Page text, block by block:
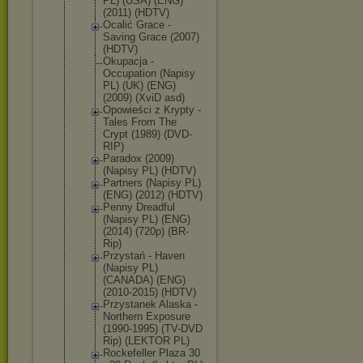
(2011) (HDTV)
Ocalić Grace -
Saving Grace (2007)
(HDTV)
Okupacja -
Occupation (Napisy
PL) (UK) (ENG)
(2009) (XviD asd)
Opowieści z Krypty -
Tales From The
Crypt (1989) (DVD-
RIP)
Paradox (2009)
(Napisy PL) (HDTV)
Partners (Napisy PL)
(ENG) (2012) (HDTV)
Penny Dreadful
(Napisy PL) (ENG)
(2014) (720p) (BR-
Rip)
Przystań - Haven
(Napisy PL)
(CANADA) (ENG)
(2010-2015) (HDTV)
Przystanek Alaska -
Northern Exposure
(1990-1995) (TV-DVD
Rip) (LEKTOR PL)
Rockefeller Plaza 30